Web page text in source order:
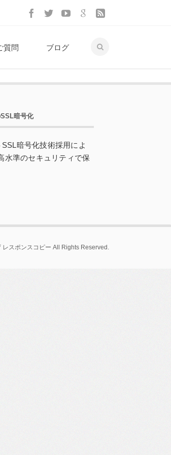
質問 ブログ
暗号化
暗号化技術採用によ
水準のセキュリティで保
スポンスコピー All Rights Reserved.